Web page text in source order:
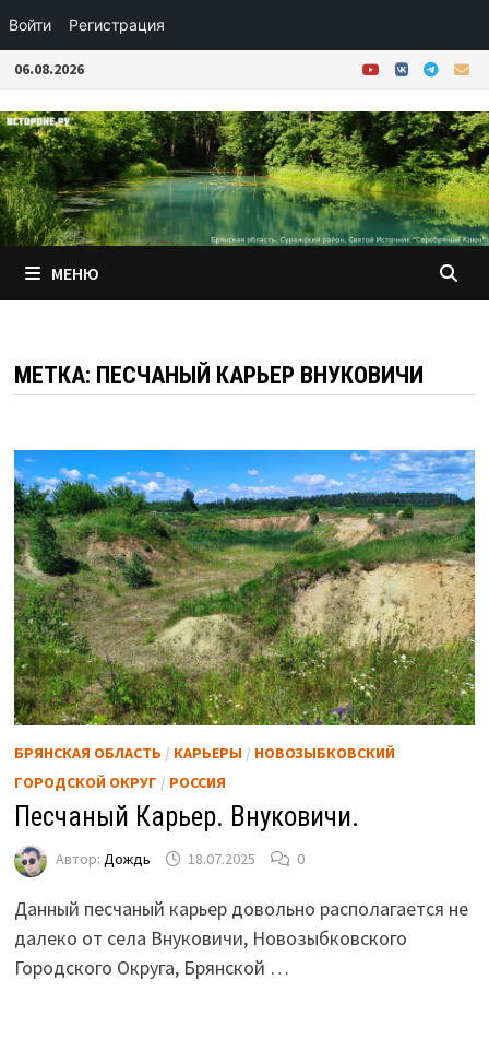
Войти Регистрация
Перейти
содержимому
06.08.2026
МЕНЮ
МЕТКА: ПЕСЧАНЫЙ КАРЬЕР ВНУКОВИЧИ
БРЯНСКАЯ ОБЛАСТЬ / КАРЬЕРЫ / НОВОЗЫБКОВСКИЙ
ГОРОДСКОЙ ОКРУГ / РОССИЯ
Песчаный Карьер. Внуковичи.
Автор: Дождь 18.07.2025 0
Данный песчаный карьер довольно располагается не
далеко от села Внуковичи, Новозыбковского
Городского Округа, Брянской …